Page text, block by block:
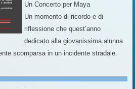
Un Concerto per Maya
Un momento di ricordo e di
riflessione che quest’anno
dedicato alla giovanissima alunna
scomparsa in un incidente stradale.